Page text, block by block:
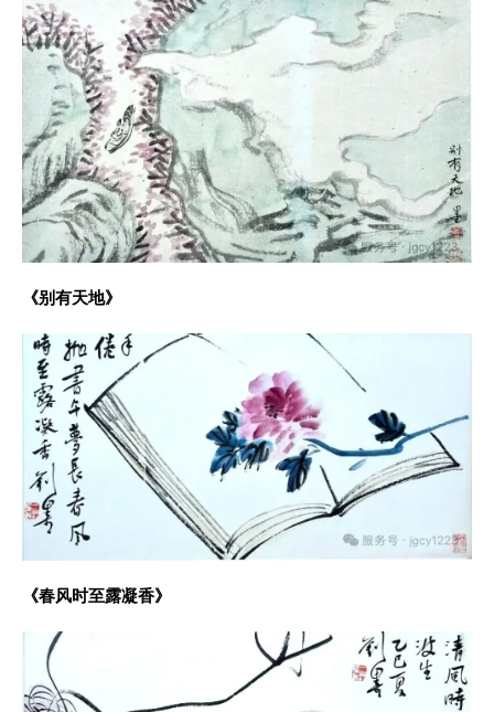
《别有天地》
《春风时至露凝香》